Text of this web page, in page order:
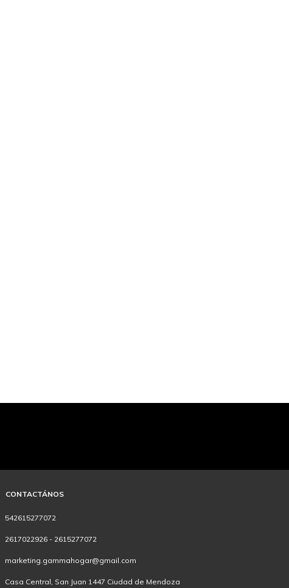
CONTACTÁNOS
542615277072
2617022926 - 2615277072
marketing.gammahogar@gmail.com
Casa Central, San Juan 1447 Ciudad de Mendoza